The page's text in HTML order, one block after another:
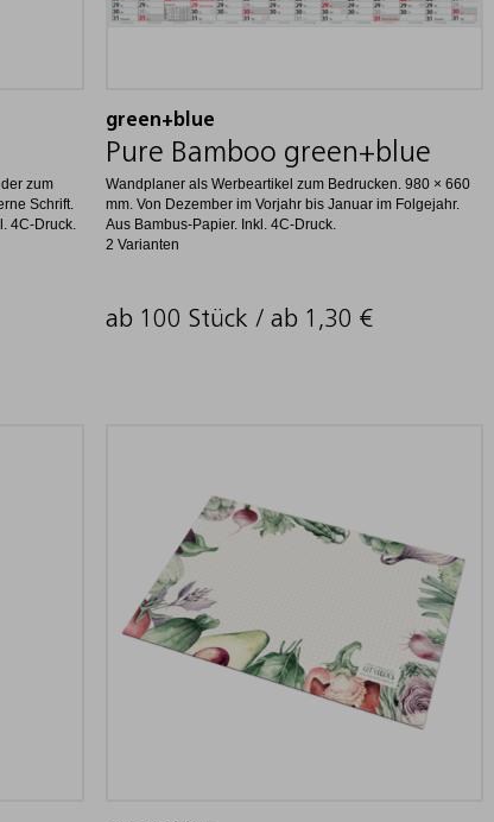
zum
Schrift.
4C-Druck.
green+blue
Pure Bamboo green+blue
Wandplaner als Werbeartikel zum Bedrucken. 980 × 660
mm. Von Dezember im Vorjahr bis Januar im Folgejahr.
Aus Bambus-Papier. Inkl. 4C-Druck.
2 Varianten
ab 100 Stück / ab 1,30 €